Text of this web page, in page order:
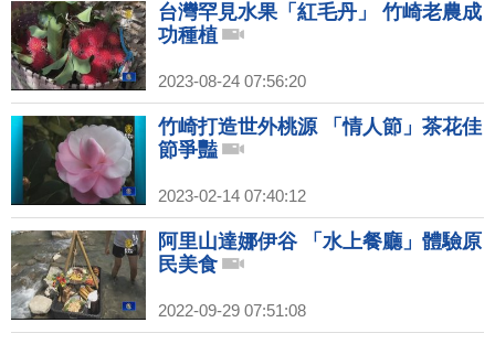
台灣罕見水果「紅毛丹」 竹崎老農成
功種植
2023-08-24 07:56:20
竹崎打造世外桃源 「情人節」茶花佳
節爭豔
2023-02-14 07:40:12
阿里山達娜伊谷 「水上餐廳」體驗原
民美食
2022-09-29 07:51:08